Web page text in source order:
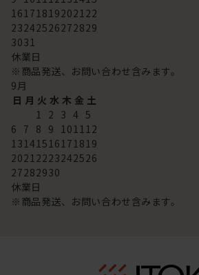
16171819202122
23242526272829
3031
休業日
※商品発送、お問い合わせ含みます。
9月
日 月 火 水 木 金 土
1 2 3 4 5
6 7 8 9 101112
13141516171819
20212223242526
27282930
休業日
※商品発送、お問い合わせ含みます。